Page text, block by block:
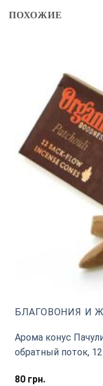
ПОХОЖИЕ
БЛАГОВОНИЯ И
Арома конус
обратный поток,
80грн.